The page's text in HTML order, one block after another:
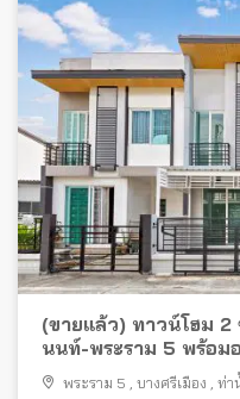
(ขายแล้ว) ทาวน์โฮม
นนท์-พระราม 5 พร้อม
พระราม 5 บางศรีเมือง ท่า